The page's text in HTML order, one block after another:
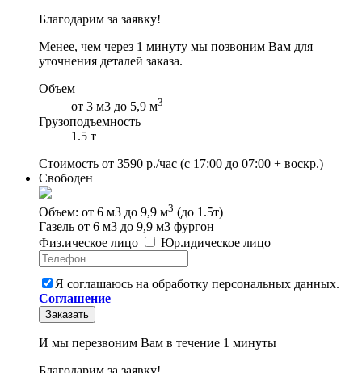
Благодарим за заявку!
Менее, чем через 1 минуту мы позвоним Вам для
уточнения деталей заказа.
Объем
от 3 м3 до 5,9 м3
Грузоподъемность
1.5 т
Стоимость от 3590 р./час (с 17:00 до 07:00 + воскр.)
Свободен
Объем: от 6 м3 до 9,9 м3 (до 1.5т)
Газель от 6 м3 до 9,9 м3 фургон
Физ.ическое лицо Юр.идическое лицо
Я соглашаюсь на обработку персональных данных.
Соглашение
Заказать
И мы перезвоним Вам в течение 1 минуты
Благодарим за заявку!